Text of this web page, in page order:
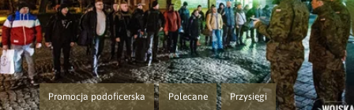
Promocja podoficerska
Polecane
Przysięgi